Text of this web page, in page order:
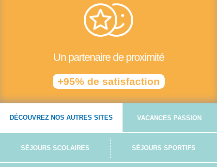
Un partenaire de proximité
+95% de satisfaction
DÉCOUVREZ NOS AUTRES SITES VACANCES PASSION
SÉJOURS SCOLAIRES SÉJOURS SPORTIFS